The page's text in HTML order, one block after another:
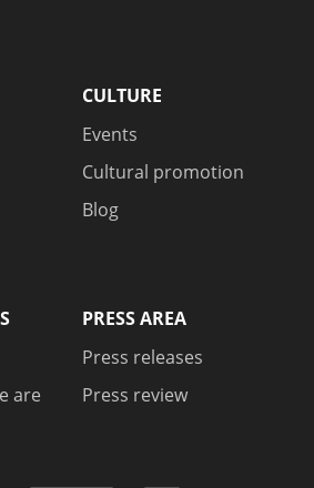
CULTURE
Events
Cultural promotion
Blog
are
PRESS AREA
Press releases
Press review